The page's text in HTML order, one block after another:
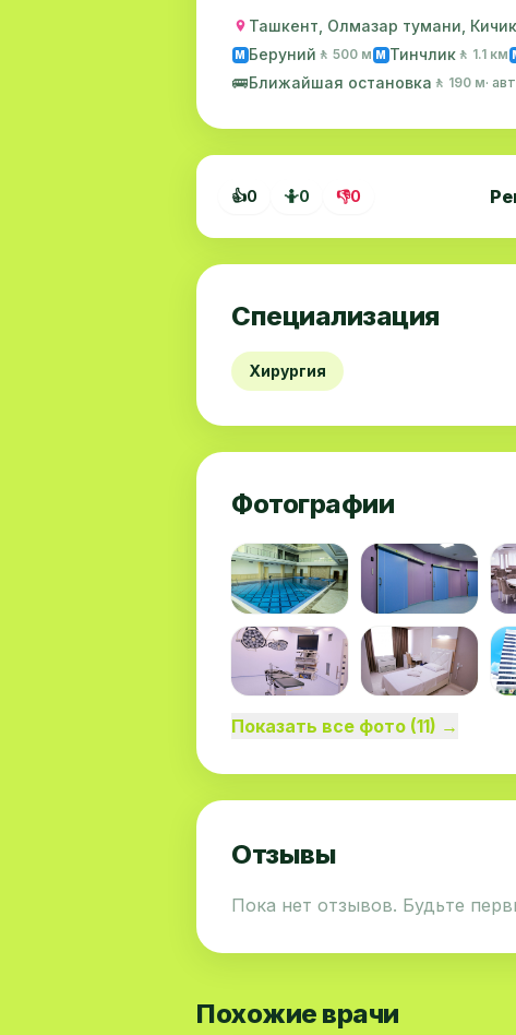
Ташкент, Олмазар тумани,
M Беруний 🚶 500 м M Тинчлик 🚶 1.1 км
🚌Ближайшая остановка 🚶 190 м·
👍0 🤷0 👎0
Специализация
Хирургия
Фотографии
Показать все фото (11) →
Отзывы
Пока нет отзывов. Будьте
Похожие врачи